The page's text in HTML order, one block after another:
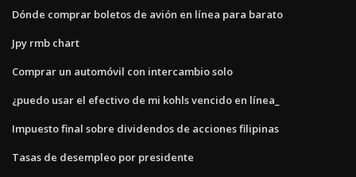
Dónde comprar boletos de avión en línea para barato
Jpy rmb chart
Comprar un automóvil con intercambio solo
¿puedo usar el efectivo de mi kohls vencido en línea_
Impuesto final sobre dividendos de acciones filipinas
Tasas de desempleo por presidente